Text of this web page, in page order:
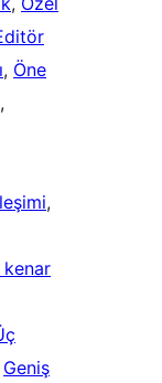
, Öne
kenar
Geniş